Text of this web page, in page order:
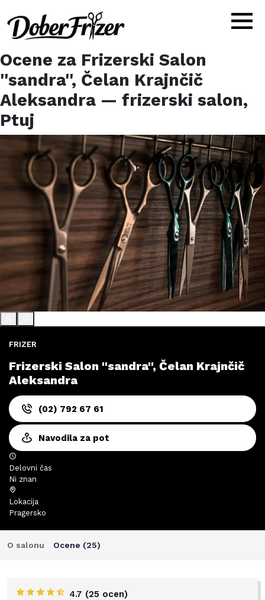
Ocene za Frizerski Salon
''sandra'', Čelan Krajnčič
Aleksandra — frizerski salon,
Ptuj
FRIZER
Frizerski Salon ''sandra'', Čelan Krajnčič
Aleksandra
(02) 792 67 61
Navodila za pot
Delovni čas
Ni znan
Lokacija
Pragersko
O salonu Ocene (25)
4.7 (25 ocen)